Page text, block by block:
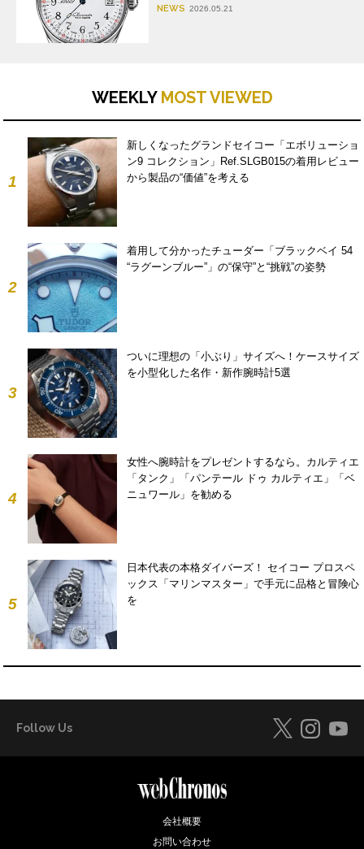
NEWS 2026.05.21
WEEKLY MOST VIEWED
1
新しくなったグランドセイコー「エボリューショ
ン9 コレクション」Ref.SLGB015の着用レビュー
から製品の“価値”を考える
2
着用して分かったチューダー「ブラックベイ 54
“ラグーンブルー”」の“保守”と“挑戦”の姿勢
3
ついに理想の「小ぶり」サイズへ！ケースサイズ
を小型化した名作・新作腕時計5選
4
女性へ腕時計をプレゼントするなら。カルティエ
「タンク」「パンテール ドゥ カルティエ」「ベ
ニュワール」を勧める
5
日本代表の本格ダイバーズ！ セイコー プロスペ
ックス「マリンマスター」で手元に品格と冒険心
を
Follow Us
会社概要
お問い合わせ